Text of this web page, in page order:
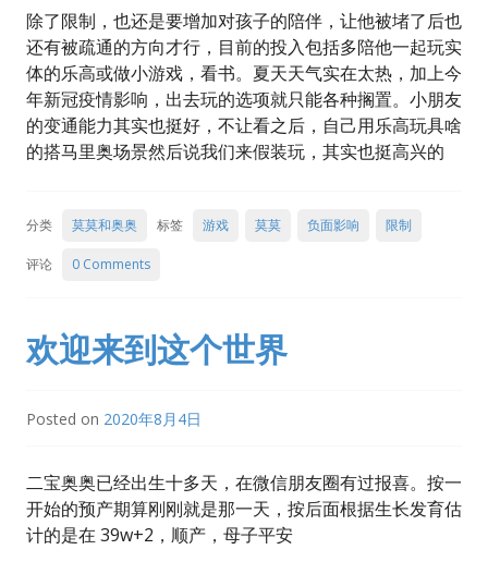
除了限制，也还是要增加对孩子的陪伴，让他被堵了后也
还有被疏通的方向才行，目前的投入包括多陪他一起玩实
体的乐高或做小游戏，看书。夏天天气实在太热，加上今
年新冠疫情影响，出去玩的选项就只能各种搁置。小朋友
的变通能力其实也挺好，不让看之后，自己用乐高玩具啥
的搭马里奥场景然后说我们来假装玩，其实也挺高兴的
分类 莫莫和奥奥 标签 游戏 莫莫 负面影响 限制
评论 0 Comments
欢迎来到这个世界
Posted on 2020年8月4日
二宝奥奥已经出生十多天，在微信朋友圈有过报喜。按一
开始的预产期算刚刚就是那一天，按后面根据生长发育估
计的是在 39w+2，顺产，母子平安